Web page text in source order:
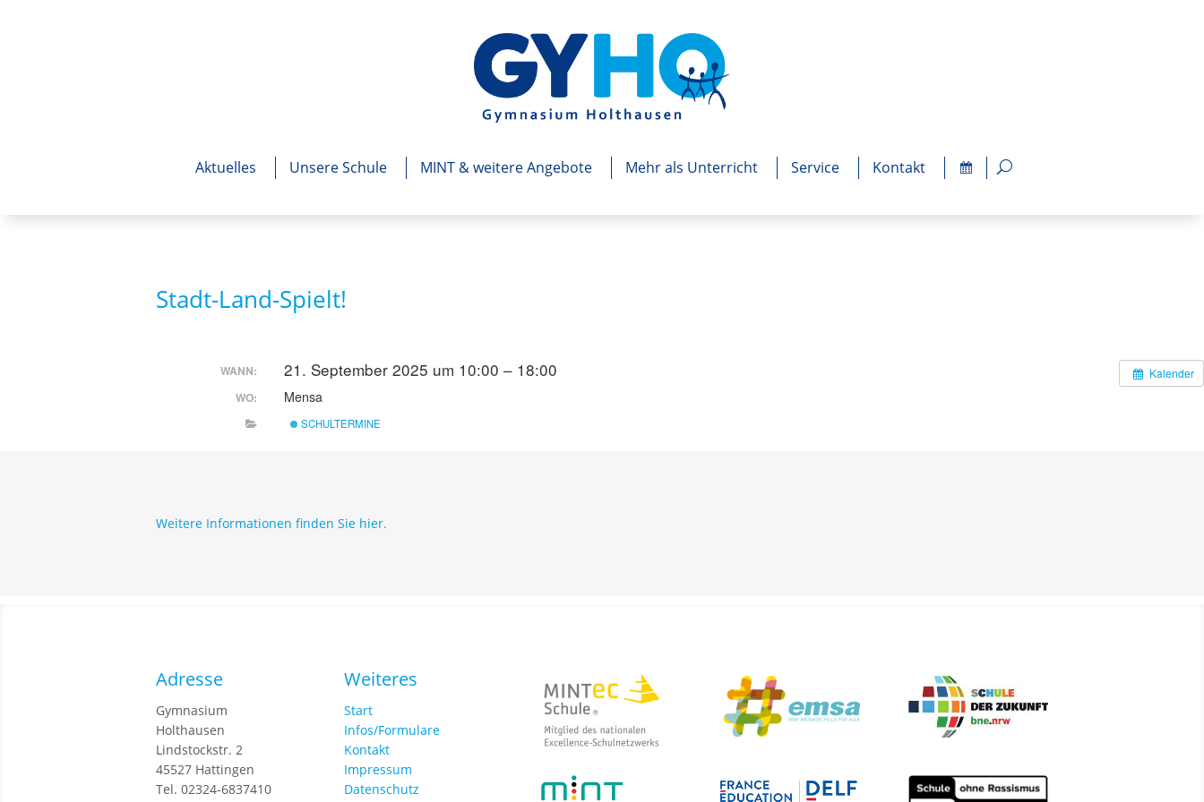
Aktuelles Unsere Schule MINT & weitere Angebote Mehr als Unterricht Service Kontakt
Stadt-Land-Spielt!
Kalender
WANN: 21. September 2025 um 10:00 – 18:00
WO: Mensa
SCHULTERMINE
Weitere Informationen finden Sie hier.
Adresse
Gymnasium
Holthausen
Lindstockstr. 2
45527 Hattingen
Tel. 02324-6837410
Weiteres
Start
Infos/Formulare
Kontakt
Impressum
Datenschutz